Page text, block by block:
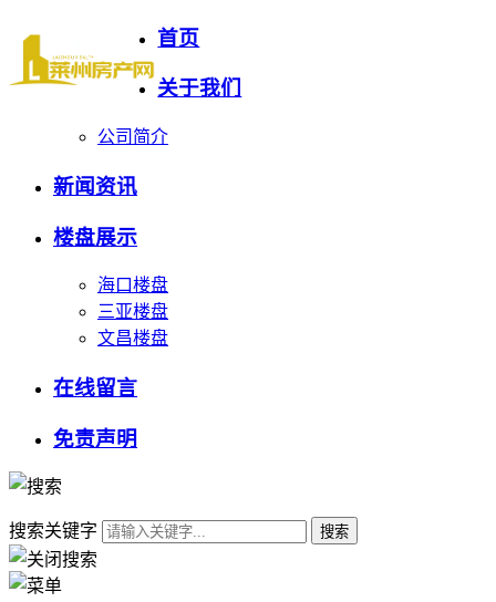
首页
关于我们
公司简介
新闻资讯
楼盘展示
海口楼盘
三亚楼盘
文昌楼盘
在线留言
免责声明
搜索关键字